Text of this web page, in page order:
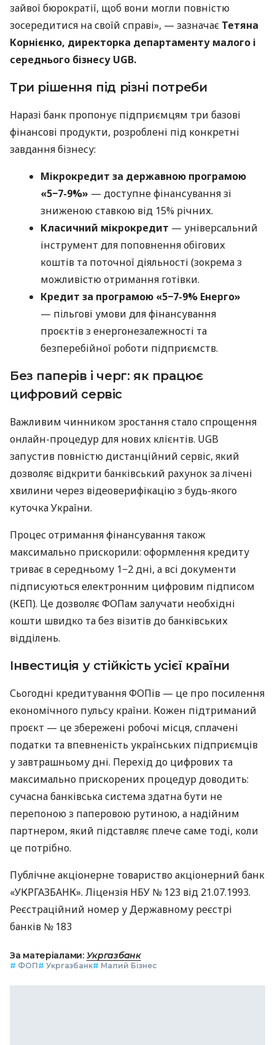
зайвої бюрократії, щоб вони могли повністю
зосередитися на своїй справі», — зазначає Тетяна
Корнієнко, директорка департаменту малого і
середнього бізнесу UGB.
Три рішення під різні потреби
Наразі банк пропонує підприємцям три базові
фінансові продукти, розроблені під конкретні
завдання бізнесу:
Мікрокредит за державною програмою
«5−7-9%» — доступне фінансування зі
зниженою ставкою від 15% річних.
Класичний мікрокредит — універсальний
інструмент для поповнення обігових
коштів та поточної діяльності (зокрема з
можливістю отримання готівки.
Кредит за програмою «5−7-9% Енерго»
— пільгові умови для фінансування
проєктів з енергонезалежності та
безперебійної роботи підприємств.
Без паперів і черг: як працює
цифровий сервіс
Важливим чинником зростання стало спрощення
онлайн-процедур для нових клієнтів. UGB
запустив повністю дистанційний сервіс, який
дозволяє відкрити банківський рахунок за лічені
хвилини через відеоверифікацію з будь-якого
куточка України.
Процес отримання фінансування також
максимально прискорили: оформлення кредиту
триває в середньому 1−2 дні, а всі документи
підписуються електронним цифровим підписом
(КЕП). Це дозволяє ФОПам залучати необхідні
кошти швидко та без візитів до банківських
відділень.
Інвестиція у стійкість усієї країни
Сьогодні кредитування ФОПів — це про посилення
економічного пульсу країни. Кожен підтриманий
проєкт — це збережені робочі місця, сплачені
податки та впевненість українських підприємців
у завтрашньому дні. Перехід до цифрових та
максимально прискорених процедур доводить:
сучасна банківська система здатна бути не
перепоною з паперовою рутиною, а надійним
партнером, який підставляє плече саме тоді, коли
це потрібно.
Публічне акціонерне товариство акціонерний банк
«УКРГАЗБАНК». Ліцензія НБУ № 123 від 21.07.1993.
Реєстраційний номер у Державному реєстрі
банків № 183
За матеріалами: Укргазбанк
# ФОП# Укргазбанк# Малий Бізнес